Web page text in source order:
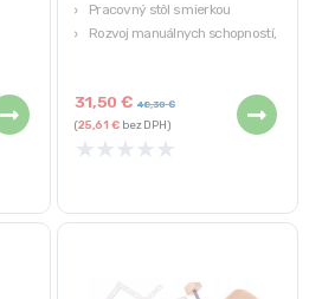
Pracovný stôl s mierkou
Rozvoj manuálnych schopností,
Pre deti od 3 rokov
31,50€ 48,30€
(25,61€bez DPH)
★ ★ ★ ★ ★